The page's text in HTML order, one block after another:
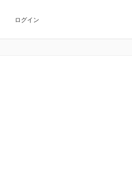
ログイン